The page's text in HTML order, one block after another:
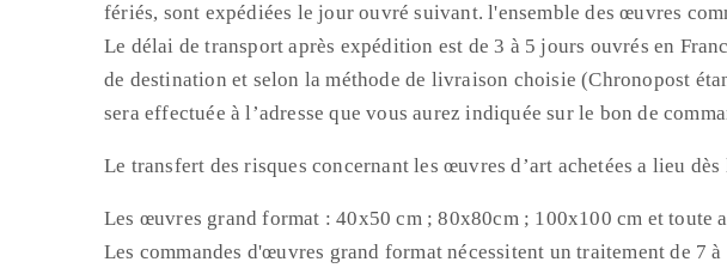
fériés, sont expédiées le jour ouvré suivant. l'ensemble des œuvres
Le délai de transport après expédition est de 3 à 5 jours ouvrés en
de destination et selon la méthode de livraison choisie (Chronopost
sera effectuée à l’adresse que vous aurez indiquée sur le bon de
Le transfert des risques concernant les œuvres d’art achetées a lieu
Les œuvres grand format : 40x50 cm ; 80x80cm ; 100x100 cm et toute
Les commandes d'œuvres grand format nécessitent un traitement de 7